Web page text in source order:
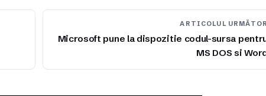
ARTICOLUL
Microsoft pune la dispozitie codul-sursa
MS DOS si